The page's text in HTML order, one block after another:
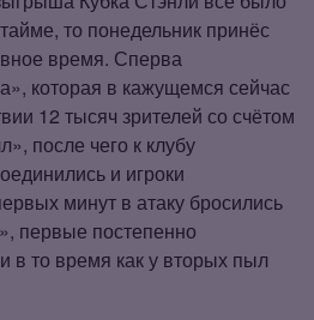
то понедельник принёс
время. Сперва
которая в кажущемся сейчас
12 тысяч зрителей со счётом
после чего к клубу
и игроки
минут в атаку бросились
первые постепенно
в то время как у вторых пыл